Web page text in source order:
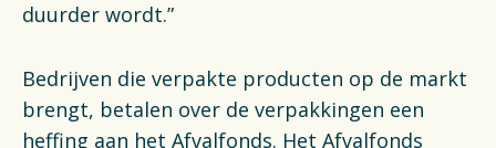
duurder wordt.”
Bedrijven die verpakte producten op de markt
brengt, betalen over de verpakkingen een
heffing aan het Afvalfonds. Het Afvalfonds